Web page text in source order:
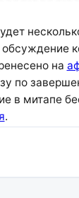
на
по
в митапе
.